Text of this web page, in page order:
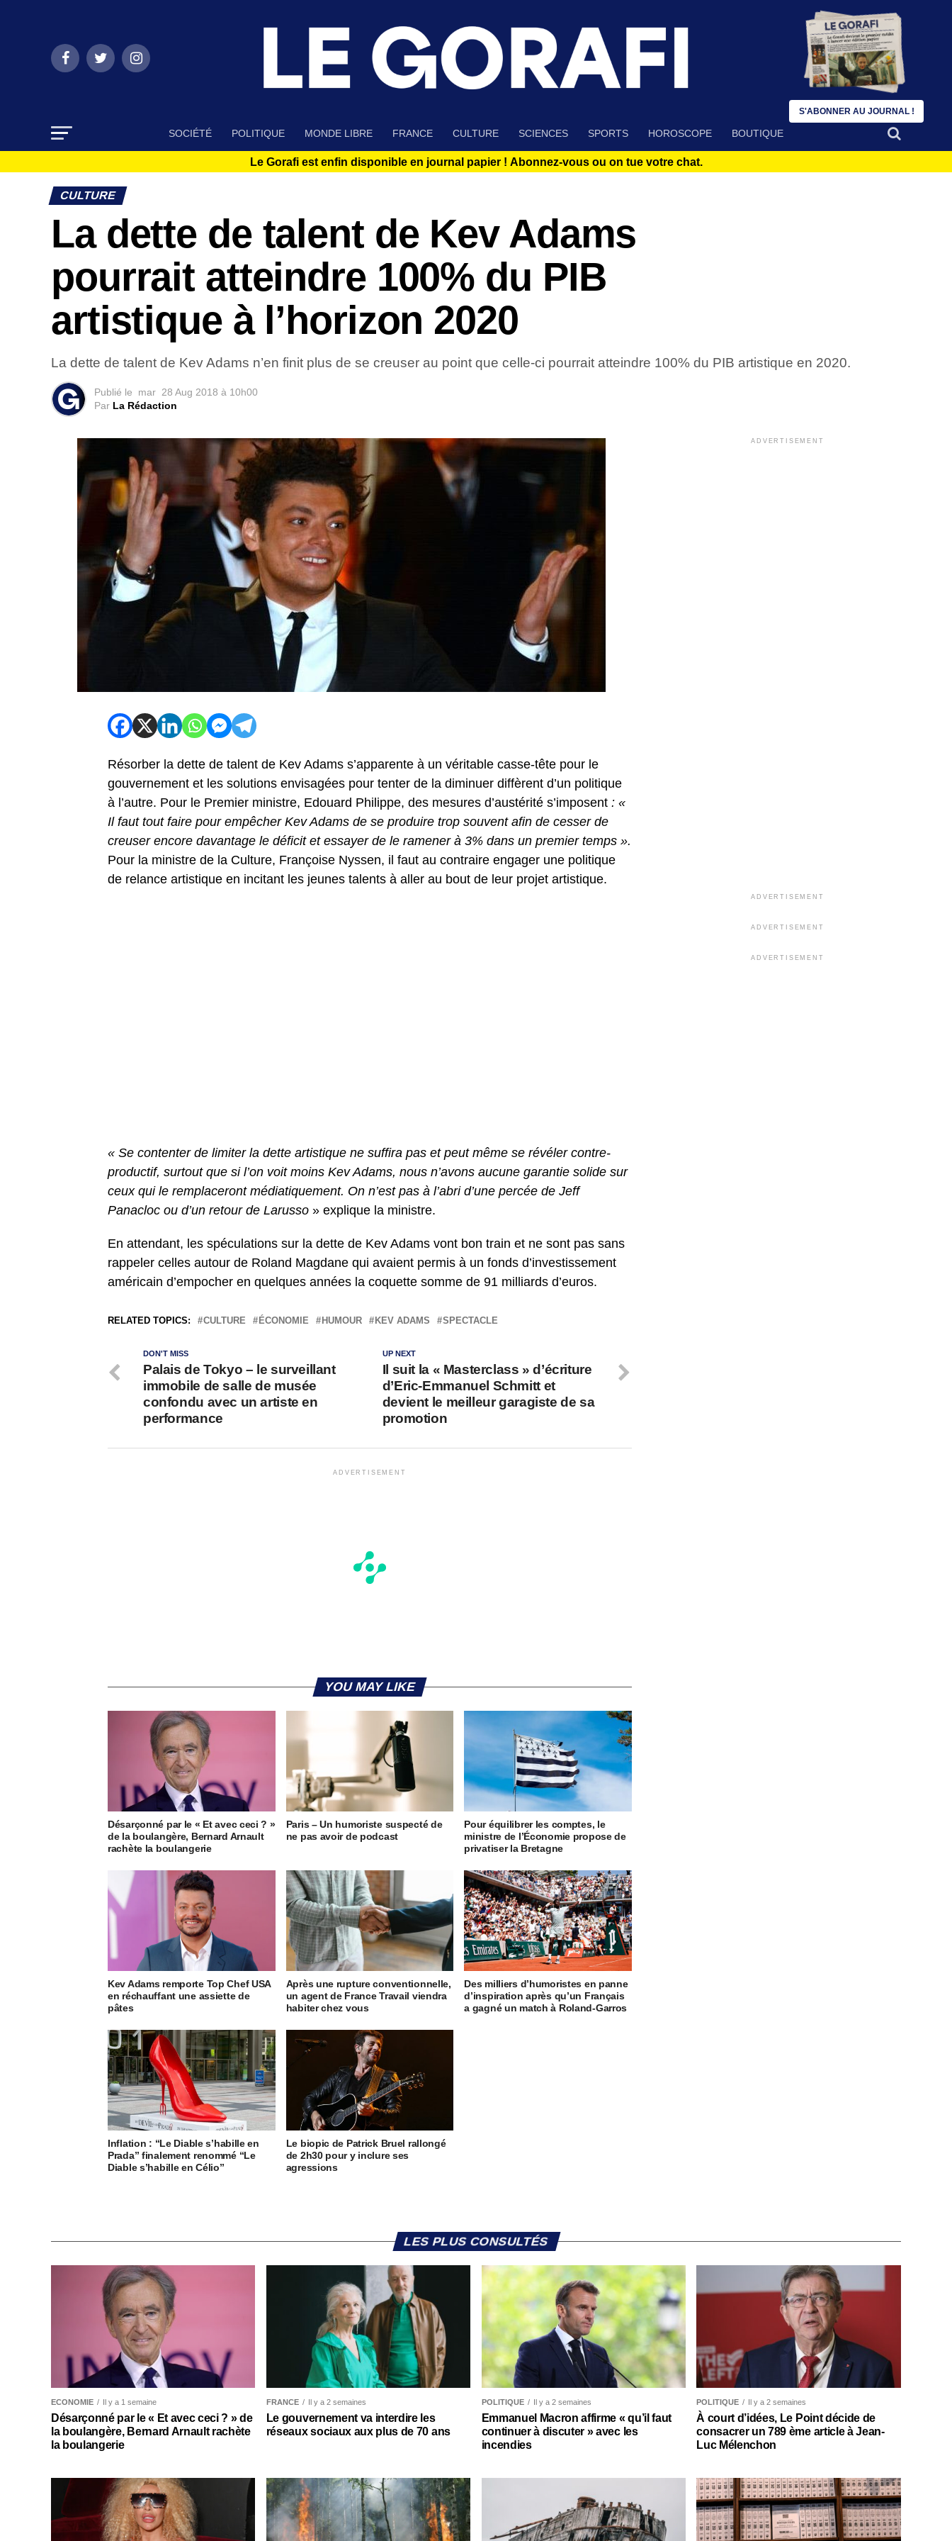
SOCIÉTÉ POLITIQUE MONDE LIBRE FRANCE CULTURE SCIENCES SPORTS HOROSCOPE BOUTIQUE
Le Gorafi est enfin disponible en journal papier ! Abonnez-vous ou on tue votre chat.
CULTURE
La dette de talent de Kev Adams
pourrait atteindre 100% du PIB
artistique à l’horizon 2020
La dette de talent de Kev Adams n’en finit plus de se creuser au point que celle-ci pourrait atteindre 100% du PIB artistique en 2020.
Publié le mar 28 Aug 2018 à 10h00
Par La Rédaction
Résorber la dette de talent de Kev Adams s’apparente à un véritable casse-tête pour le
gouvernement et les solutions envisagées pour tenter de la diminuer diffèrent d’un politique
à l’autre. Pour le Premier ministre, Edouard Philippe, des mesures d’austérité s’imposent : «
Il faut tout faire pour empêcher Kev Adams de se produire trop souvent afin de cesser de
creuser encore davantage le déficit et essayer de le ramener à 3% dans un premier temps ».
Pour la ministre de la Culture, Françoise Nyssen, il faut au contraire engager une politique
de relance artistique en incitant les jeunes talents à aller au bout de leur projet artistique.
« Se contenter de limiter la dette artistique ne suffira pas et peut même se révéler contre-
productif, surtout que si l’on voit moins Kev Adams, nous n’avons aucune garantie solide sur
ceux qui le remplaceront médiatiquement. On n’est pas à l’abri d’une percée de Jeff
Panacloc ou d’un retour de Larusso » explique la ministre.
En attendant, les spéculations sur la dette de Kev Adams vont bon train et ne sont pas sans
rappeler celles autour de Roland Magdane qui avaient permis à un fonds d’investissement
américain d’empocher en quelques années la coquette somme de 91 milliards d’euros.
RELATED TOPICS: CULTURE ÉCONOMIE HUMOUR KEV ADAMS SPECTACLE
UP NEXT
Il suit la « Masterclass » d’écriture
d’Eric-Emmanuel Schmitt et
devient le meilleur garagiste de sa
promotion
DON'T MISS
Palais de Tokyo – le surveillant
immobile de salle de musée
confondu avec un artiste en
performance
ADVERTISEMENT
YOU MAY LIKE
Désarçonné par le « Et avec ceci ? »
de la boulangère, Bernard Arnault
rachète la boulangerie
Paris – Un humoriste suspecté de
ne pas avoir de podcast
Pour équilibrer les comptes, le
ministre de l’Économie propose de
privatiser la Bretagne
Kev Adams remporte Top Chef USA
en réchauffant une assiette de
pâtes
Après une rupture conventionnelle,
un agent de France Travail viendra
habiter chez vous
Des milliers d’humoristes en panne
d’inspiration après qu’un Français
a gagné un match à Roland-Garros
Inflation : “Le Diable s’habille en
Prada” finalement renommé “Le
Diable s’habille en Célio”
Le biopic de Patrick Bruel rallongé
de 2h30 pour y inclure ses
agressions
ADVERTISEMENT
ADVERTISEMENT
ADVERTISEMENT
ADVERTISEMENT
LES PLUS CONSULTÉS
ECONOMIE Il y a 1 semaine
Désarçonné par le « Et avec ceci ? » de
la boulangère, Bernard Arnault rachète
la boulangerie
FRANCE Il y a 2 semaines
Le gouvernement va interdire les
réseaux sociaux aux plus de 70 ans
POLITIQUE Il y a 2 semaines
Emmanuel Macron affirme « qu’il faut
continuer à discuter » avec les
incendies
POLITIQUE Il y a 2 semaines
À court d’idées, Le Point décide de
consacrer un 789 ème article à Jean-
Luc Mélenchon
S'ABONNER AU JOURNAL !